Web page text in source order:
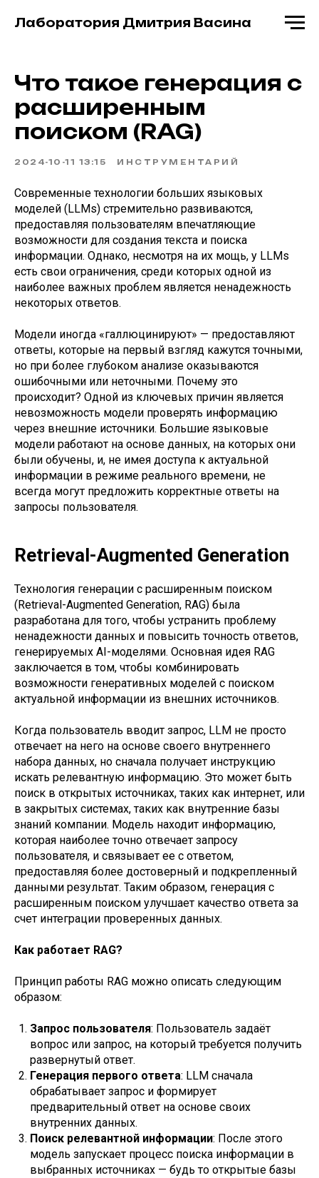
Лаборатория Дмитрия Васина
Что такое генерация с
расширенным
поиском (RAG)
2024-10-11 13:15 ИНСТРУМЕНТАРИЙ
Современные технологии больших языковых
моделей (LLMs) стремительно развиваются,
предоставляя пользователям впечатляющие
возможности для создания текста и поиска
информации. Однако, несмотря на их мощь, у LLMs
есть свои ограничения, среди которых одной из
наиболее важных проблем является ненадежность
некоторых ответов.
Модели иногда «галлюцинируют» — предоставляют
ответы, которые на первый взгляд кажутся точными,
но при более глубоком анализе оказываются
ошибочными или неточными. Почему это
происходит? Одной из ключевых причин является
невозможность модели проверять информацию
через внешние источники. Большие языковые
модели работают на основе данных, на которых они
были обучены, и, не имея доступа к актуальной
информации в режиме реального времени, не
всегда могут предложить корректные ответы на
запросы пользователя.
Retrieval-Augmented Generation
Технология генерации с расширенным поиском
(Retrieval-Augmented Generation, RAG) была
разработана для того, чтобы устранить проблему
ненадежности данных и повысить точность ответов,
генерируемых AI-моделями. Основная идея RAG
заключается в том, чтобы комбинировать
возможности генеративных моделей с поиском
актуальной информации из внешних источников.
Когда пользователь вводит запрос, LLM не просто
отвечает на него на основе своего внутреннего
набора данных, но сначала получает инструкцию
искать релевантную информацию. Это может быть
поиск в открытых источниках, таких как интернет, или
в закрытых системах, таких как внутренние базы
знаний компании. Модель находит информацию,
которая наиболее точно отвечает запросу
пользователя, и связывает ее с ответом,
предоставляя более достоверный и подкрепленный
данными результат. Таким образом, генерация с
расширенным поиском улучшает качество ответа за
счет интеграции проверенных данных.
Как работает RAG?
Принцип работы RAG можно описать следующим
образом:
Запрос пользователя: Пользователь задаёт
вопрос или запрос, на который требуется получить
развернутый ответ.
Генерация первого ответа: LLM сначала
обрабатывает запрос и формирует
предварительный ответ на основе своих
внутренних данных.
Поиск релевантной информации: После этого
модель запускает процесс поиска информации в
выбранных источниках — будь то открытые базы